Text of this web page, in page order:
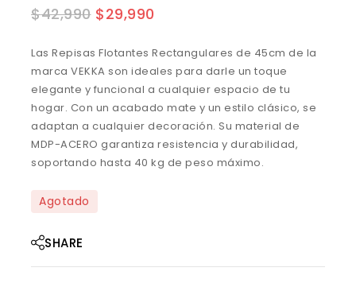
$42,990 $29,990
Las Repisas Flotantes Rectangulares de 45cm de la
marca VEKKA son ideales para darle un toque
elegante y funcional a cualquier espacio de tu
hogar. Con un acabado mate y un estilo clásico, se
adaptan a cualquier decoración. Su material de
MDP-ACERO garantiza resistencia y durabilidad,
soportando hasta 40 kg de peso máximo.
Agotado
SHARE